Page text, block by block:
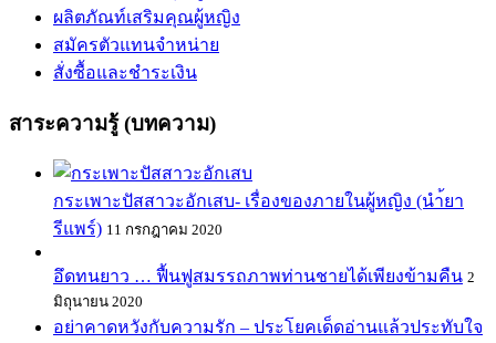
ผลิตภัณท์เสริมคุณผู้หญิง
สมัครตัวแทนจำหน่าย
สั่งซื้อและชำระเงิน
สาระความรู้ (บทความ)
กระเพาะปัสสาวะอักเสบ- เรื่องของภายในผู้หญิง (นำ้ยา
รีแพร์) 11 กรกฎาคม 2020
อึดทนยาว … ฟื้นฟูสมรรถภาพท่านชายได้เพียงข้ามคืน 2
มิถุนายน 2020
อย่าคาดหวังกับความรัก – ประโยคเด็ดอ่านแล้วประทับใจ